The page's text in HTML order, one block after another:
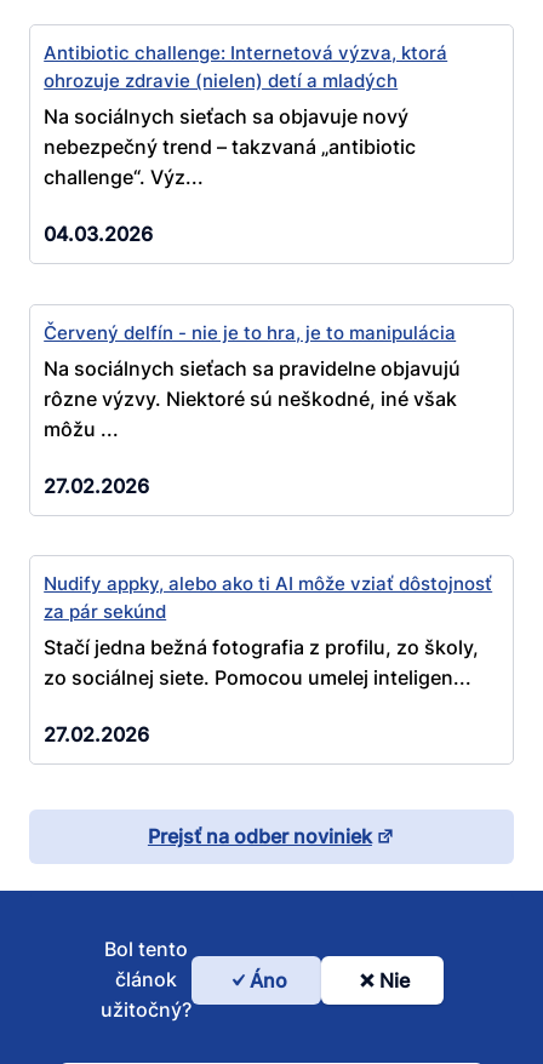
Antibiotic challenge: Internetová výzva, ktorá
ohrozuje zdravie (nielen) detí a mladých
Na sociálnych sieťach sa objavuje nový
nebezpečný trend – takzvaná „antibiotic
challenge“. Výz...
04.03.2026
Červený delfín - nie je to hra, je to manipulácia
Na sociálnych sieťach sa pravidelne objavujú
rôzne výzvy. Niektoré sú neškodné, iné však
môžu ...
27.02.2026
Nudify appky, alebo ako ti AI môže vziať dôstojnosť
za pár sekúnd
Stačí jedna bežná fotografia z profilu, zo školy,
zo sociálnej siete. Pomocou umelej inteligen...
27.02.2026
Prejsť na odber noviniek
Bol
Bol tento
článok
užitočný?
Áno Nie